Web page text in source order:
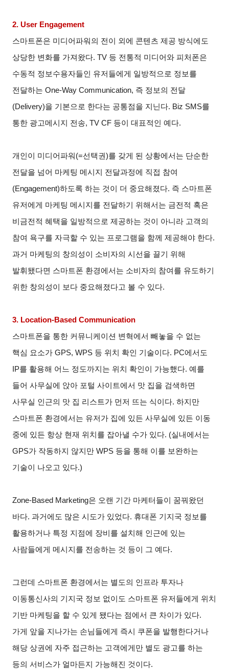
2. User Engagement
스마트폰은 미디어파워의 전이 외에 콘텐츠 제공 방식에도
상당한 변화를 가져왔다. TV 등 전통적 미디어와 피처폰은
수동적 정보수용자들인 유저들에게 일방적으로 정보를
전달하는 One-Way Communication, 즉 정보의 전달
(Delivery)을 기본으로 한다는 공통점을 지닌다. Biz SMS를
통한 광고메시지 전송, TV CF 등이 대표적인 예다.
개인이 미디어파워(=선택권)를 갖게 된 상황에서는 단순한
전달을 넘어 마케팅 메시지 전달과정에 직접 참여
(Engagement)하도록 하는 것이 더 중요해졌다. 즉 스마트폰
유저에게 마케팅 메시지를 전달하기 위해서는 금전적 혹은
비금전적 혜택을 일방적으로 제공하는 것이 아니라 고객의
참여 욕구를 자극할 수 있는 프로그램을 함께 제공해야 한다.
과거 마케팅의 창의성이 소비자의 시선을 끌기 위해
발휘됐다면 스마트폰 환경에서는 소비자의 참여를 유도하기
위한 창의성이 보다 중요해졌다고 볼 수 있다.
3. Location-Based Communication
스마트폰을 통한 커뮤니케이션 변혁에서 빼놓을 수 없는
핵심 요소가 GPS, WPS 등 위치 확인 기술이다. PC에서도
IP를 활용해 어느 정도까지는 위치 확인이 가능했다. 예를
들어 사무실에 앉아 포털 사이트에서 맛 집을 검색하면
사무실 인근의 맛 집 리스트가 먼저 뜨는 식이다. 하지만
스마트폰 환경에서는 유저가 집에 있든 사무실에 있든 이동
중에 있든 항상 현재 위치를 잡아낼 수가 있다. (실내에서는
GPS가 작동하지 않지만 WPS 등을 통해 이를 보완하는
기술이 나오고 있다.)
Zone-Based Marketing은 오랜 기간 마케터들이 꿈꿔왔던
바다. 과거에도 많은 시도가 있었다. 휴대폰 기지국 정보를
활용하거나 특정 지점에 장비를 설치해 인근에 있는
사람들에게 메시지를 전송하는 것 등이 그 예다.
그런데 스마트폰 환경에서는 별도의 인프라 투자나
이동통신사의 기지국 정보 없이도 스마트폰 유저들에게 위치
기반 마케팅을 할 수 있게 됐다는 점에서 큰 차이가 있다.
가게 앞을 지나가는 손님들에게 즉시 쿠폰을 발행한다거나
해당 상권에 자주 접근하는 고객에게만 별도 광고를 하는
등의 서비스가 얼마든지 가능해진 것이다.